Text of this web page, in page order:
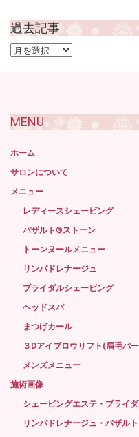
過去記事
過
MENU
ホーム
サロンについて
メニュー
レディースシェービング
バザルト®ストーン
トーンヌールメニュー
リンパドレナージュ
ブライダルシェービング
ヘッドスパ
まつげカール
３Dアイブロウリフト(眉毛パ
メンズメニュー
施術画像
シェービングエステ・ブライ
リンパドレナージュ・バザル